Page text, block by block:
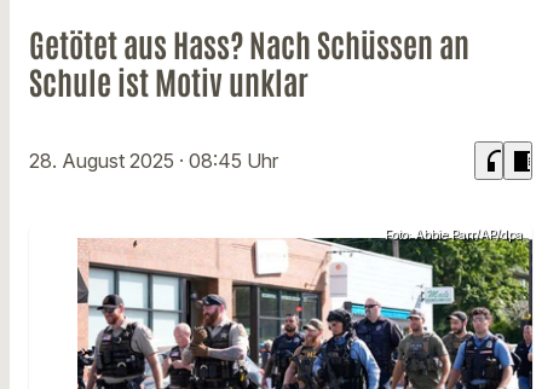
Getötet aus Hass? Nach Schüssen an
Schule ist Motiv unklar
28. August 2025 · 08:45 Uhr headphones chrome_reader_mode
Foto: Abbie Parr/AP/dpa